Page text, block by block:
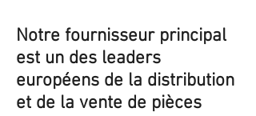
Notre fournisseur principal
est un des leaders
européens de la distribution
et de la vente de pièces